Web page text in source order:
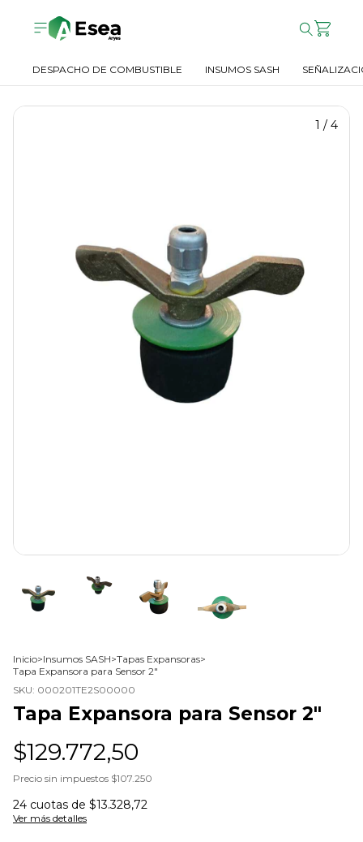
DESPACHO DE COMBUSTIBLE INSUMOS SASH
1 / 4
Inicio>Insumos SASH>Tapas Expansoras>
Tapa Expansora para Sensor 2"
SKU: 000201TE2S00000
Tapa Expansora para Sensor 2"
$129.772,50
Precio sin impuestos $107.250
24 cuotas de $13.328,72
Ver más detalles